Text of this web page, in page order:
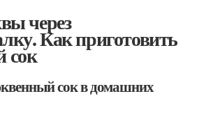
через
Как приготовить
сок
сок в домашних